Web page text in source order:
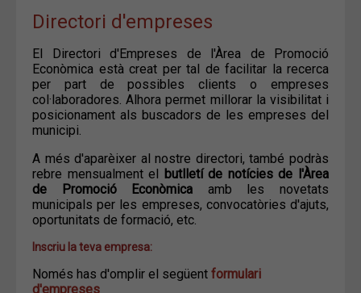
Directori d'empreses
El Directori d'Empreses de l'Àrea de Promoció
Econòmica està creat per tal de facilitar la recerca
per part de possibles clients o empreses
col·laboradores. Alhora permet millorar la visibilitat i
posicionament als buscadors de les empreses del
municipi.
A més d'aparèixer al nostre directori, també podràs
rebre mensualment el butlletí de notícies de l'Àrea
de Promoció Econòmica amb les novetats
municipals per les empreses, convocatòries d'ajuts,
oportunitats de formació, etc.
Inscriu la teva empresa:
Només has d'omplir el següent formulari
d'empreses